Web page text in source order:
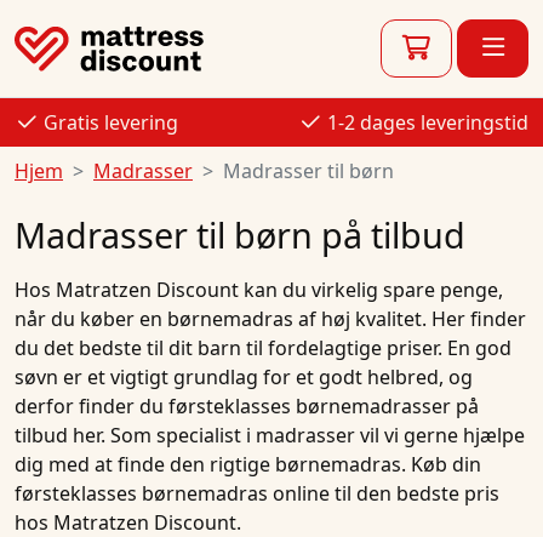
Gratis levering
1-2 dages leveringstid
Hjem
Madrasser Madrasser til børn
Madrasser til børn på tilbud
Hos Matratzen Discount kan du virkelig spare penge,
når du køber en børnemadras af høj kvalitet. Her finder
du det bedste til dit barn til fordelagtige priser. En god
søvn er et vigtigt grundlag for et godt helbred, og
derfor finder du førsteklasses børnemadrasser på
tilbud her. Som specialist i madrasservil vi gerne hjælpe
dig med at finde den rigtige børnemadras. Køb din
førsteklasses børnemadras onlinetil den bedste pris
hos Matratzen Discount.